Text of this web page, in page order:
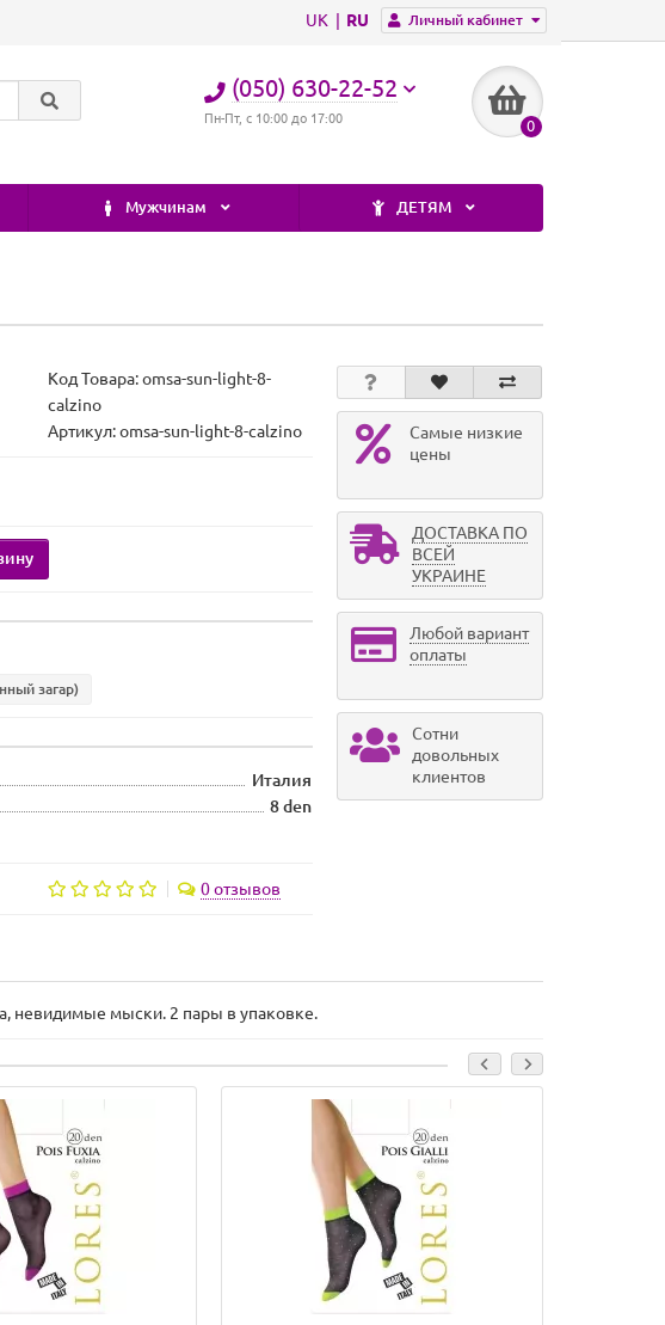
Личный кабинет
UK RU
(050) 630-22-52
Пн-Пт, с 10:00 до 17:00 0
Мужчинам ДЕТЯМ
Код Товара:omsa-sun-light-8-
calzino
Артикул: omsa-sun-light-8-calzino
загар)
Италия
8 den
0 отзывов
Самые низкие
цены
ДОСТАВКА ПО
ВСЕЙ
УКРАИНЕ
Любой вариант
оплаты
Сотни
довольных
клиентов
невидимые мыски. 2 пары в упаковке.